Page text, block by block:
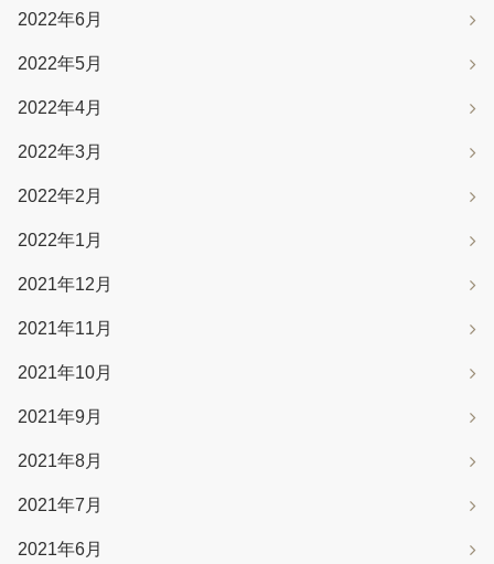
2022年6月
2022年5月
2022年4月
2022年3月
2022年2月
2022年1月
2021年12月
2021年11月
2021年10月
2021年9月
2021年8月
2021年7月
2021年6月